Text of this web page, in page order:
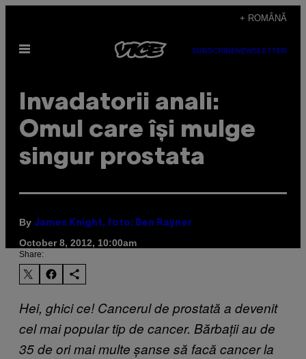
content
+ ROMÂNĂ
Open
SUBSCRIBENEWSLETTER
Invadatorii anali:
Omul care își mulge
singur prostata
By James Knight, foto: Ben Rayner
October 8, 2012, 10:00am
Share:
Hei, ghici ce! Cancerul de prostată a devenit
cel mai popular tip de cancer. Bărbații au de
35 de ori mai multe șanse să facă cancer la